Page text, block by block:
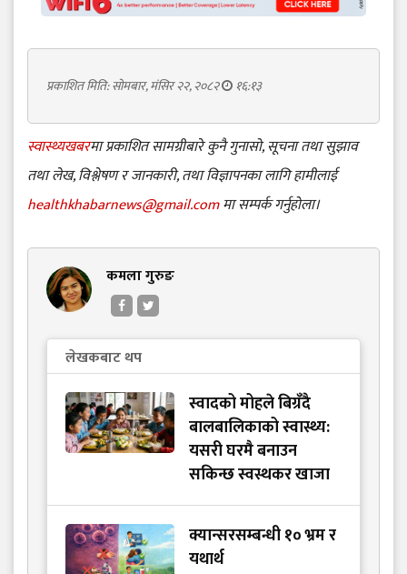
प्रकाशित मिति: सोमबार, मंसिर २२, २०८२ १६:१३
स्वास्थ्यखबरमा प्रकाशित सामग्रीबारे कुनै गुनासो, सूचना तथा सुझाव
तथा लेख, विश्लेषण र जानकारी, तथा विज्ञापनका लागि हामीलाई
healthkhabarnews@gmail.comमा सम्पर्क गर्नुहोला।
कमला गुरुङ
लेखकबाट थप
स्वादको मोहले बिग्रँदै
बालबालिकाको स्वास्थ्य:
यसरी घरमै बनाउन
सकिन्छ स्वस्थकर खाजा
क्यान्सरसम्बन्धी १० भ्रम र
यथार्थ